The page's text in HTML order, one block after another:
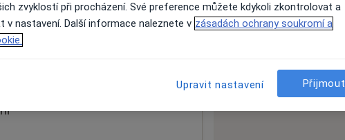
zvyklostí při procházení. Své preference můžete kdykoli zkontrolovat a
v nastavení. Další informace naleznete v zásadách ochrany soukromí a
Upravit nastavení Přijmout